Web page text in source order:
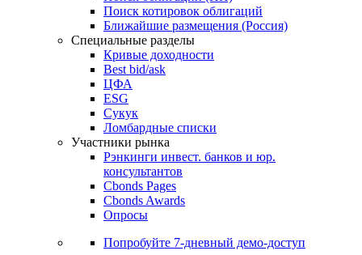
Облигации
Поиски
Поиск облигаций & Карты рынка
Поиск облигаций (ИИ)
Поиск котировок облигаций
Ближайшие размещения (Россия)
Специальные разделы
Кривые доходности
Best bid/ask
ЦФА
ESG
Сукук
Ломбардные списки
Участники рынка
Рэнкинги инвест. банков и юр.
Cbonds Pages